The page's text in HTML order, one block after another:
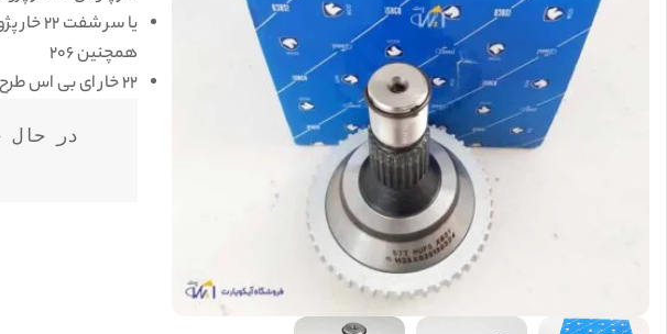
یا سر شفت 22 خار پژو 405 و سمند و پژو پارس
همچنین 206
22 خار ای بی اس طرح کوفکو